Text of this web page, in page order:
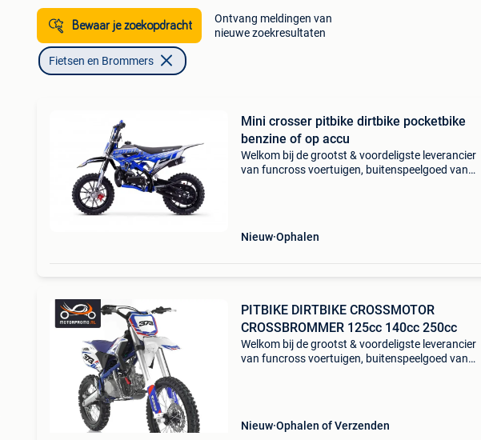
Bewaar je zoekopdracht
Ontvang meldingen van
nieuwe zoekresultaten
Fietsen en Brommers
Mini crosser pitbike dirtbike pocketbike
benzine of op accu
Welkom bij de grootst & voordeligste leverancier
van funcross voertuigen, buitenspeelgoed van
Nieuw Ophalen
PITBIKE DIRTBIKE CROSSMOTOR
CROSSBROMMER 125cc 140cc 250cc
Welkom bij de grootst & voordeligste leverancier
van funcross voertuigen, buitenspeelgoed van
Nieuw Ophalen of Verzenden